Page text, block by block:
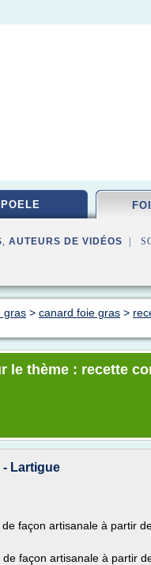
POELE
, AUTEURS DE VIDÉOS |
gras > canard foie gras >
le thème : recette
- Lartigue
façon artisanale à partir
façon artisanale à partir